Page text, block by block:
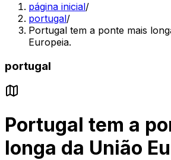
página inicial/
portugal/
Portugal tem a ponte mais
Europeia.
portugal
Portugal tem a
longa da União